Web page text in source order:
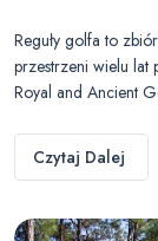
Reguły golfa to
przestrzeni wielu lat
Royal and Ancient
Czytaj Dalej